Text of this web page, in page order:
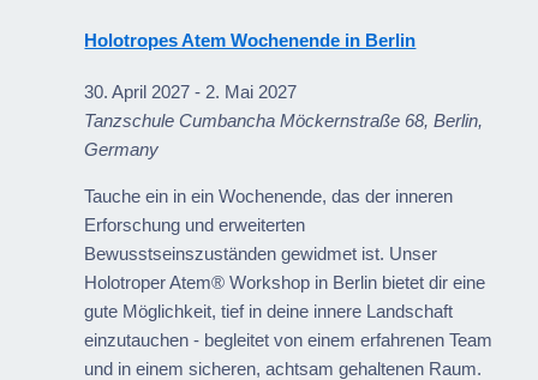
Holotropes Atem Wochenende in Berlin
30. April 2027 -2. Mai 2027
Tanzschule CumbanchaMöckernstraße 68, Berlin,
Germany
Tauche ein in ein Wochenende, das der inneren
Erforschung und erweiterten
Bewusstseinszuständen gewidmet ist. Unser
Holotroper Atem® Workshop in Berlin bietet dir eine
gute Möglichkeit, tief in deine innere Landschaft
einzutauchen - begleitet von einem erfahrenen Team
und in einem sicheren, achtsam gehaltenen Raum.